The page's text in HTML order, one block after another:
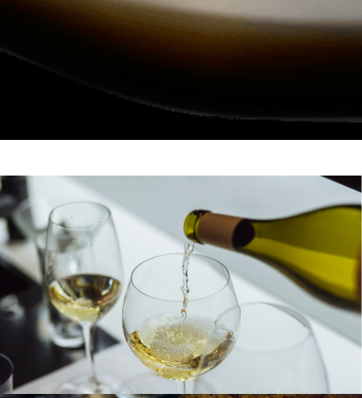
+7 905 789-84-74
О проекте
Мероприятия
Команда
Яхта
Отзывы
Йога-ретриты
Мастер-классы
Важная информация
Путь за инсайтом
Написать WhatsApp
Написать Telegram